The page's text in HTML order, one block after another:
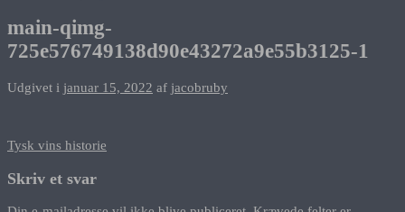
main-qimg-
725e576749138d90e43272a9e55b3125-1
Udgivet i januar 15, 2022 af jacobruby
Indlægsnavigation
Tysk vins historie
Skriv et svar